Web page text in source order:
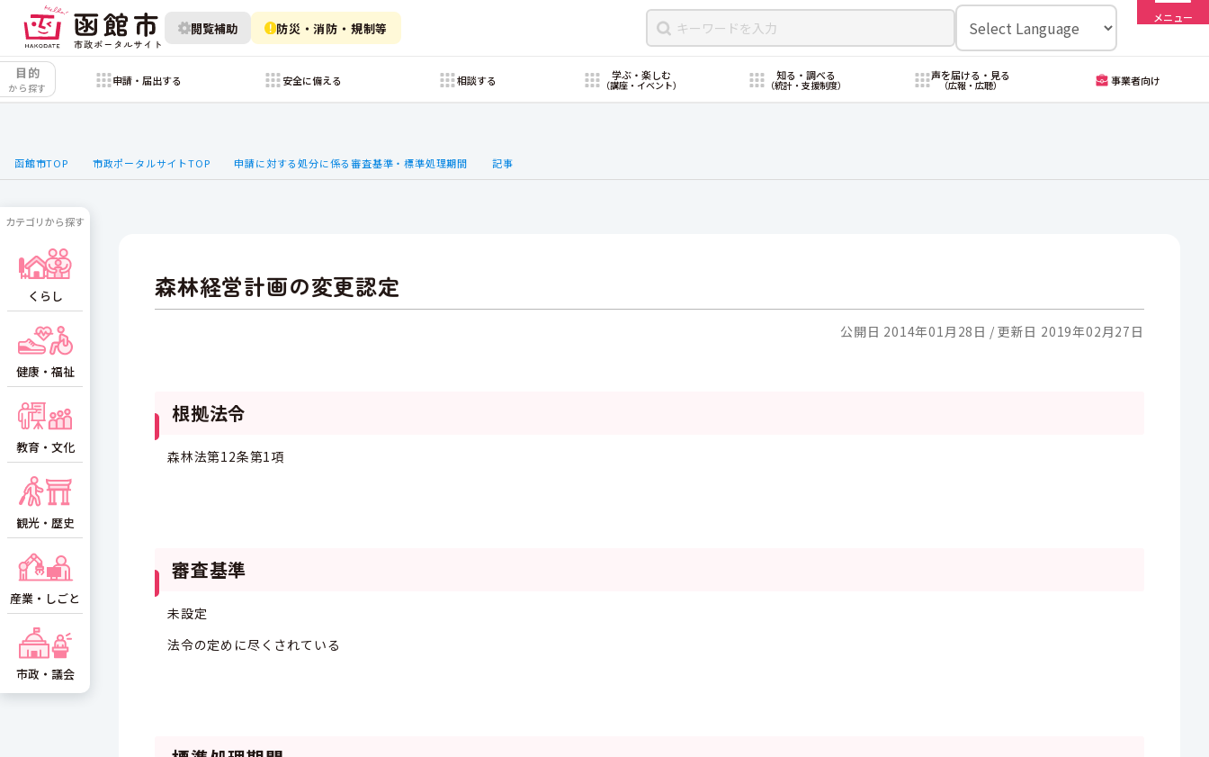
閲覧補助 防災・消防・規制等
メニュー
目的
から探す
申請・届出する 安全に備える 相談する 学ぶ・楽しむ
（講座・イベント）
知る・調べる
（統計・支援制度）
声を届ける・見る
（広報・広聴） 事業者向け
函館市TOP 市政ポータルサイトTOP 申請に対する処分に係る審査基準・標準処理期間 記事
森林経営計画の変更認定
公開日 2014年01月28日 更新日 2019年02月27日
根拠法令
森林法第12条第1項
審査基準
未設定
法令の定めに尽くされている
カテゴリから探す
くらし
健康・福祉
教育・文化
観光・歴史
産業・しごと
市政・議会